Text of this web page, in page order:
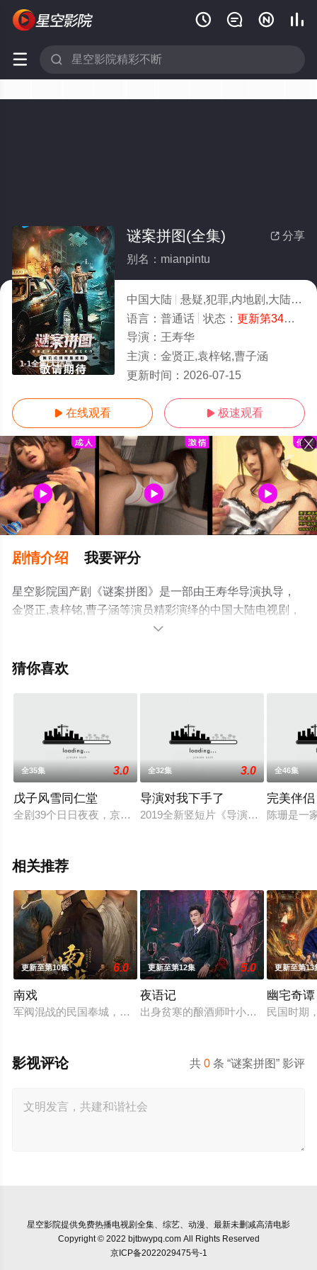
   
 
1-1全集/大结局
 分享
谜案拼图(全集)
别名：mianpintu
中国大陆 悬疑,犯罪,内地剧,大陆
语言： 普通话 状态： 更新第34集
导演： 王寿华
主演： 金贤正,袁梓铭,曹子涵
更新时间： 2026-07-15
 在线观看  极速观看
剧情介绍 我要评分
星空影院国产剧《谜案拼图》是一部由王寿华导演执导，
金贤正,袁梓铭,曹子涵等演员精彩演绎的中国大陆电视剧，
大结局剧情已揭晓（1-1全集），手机免费观看高清无删减
豆瓣电视剧、电视猫或剧情网等平台了解。

猜你喜欢
全35集 3.0
戊子风雪同仁堂
全剧39个日日夜夜，京味儿、药味儿、火药味儿，惊心动魄；
全32集 3.0
导演对我下手了
2019全新竖短片《导演对我下手了
全46集
完美伴侣
陈珊是一
相关推荐
更新至第10集 6.0
南戏
军阀混战的民国奉城，玉佛头离奇失窃，戏班主横尸戏台，将
更新至第12集 5.0
夜语记
出身贫寒的酿酒师叶小唯遭遇爱人程
更新至第13
幽宅奇谭
民国时期
共0 条 “谜案拼图” 影评
影视评论
星空影院提供免费热播电视剧全集、综艺、动漫、最新未删减高清电影
Copyright © 2022 bjtbwypq.com All Rights Reserved
京ICP备2022029475号-1